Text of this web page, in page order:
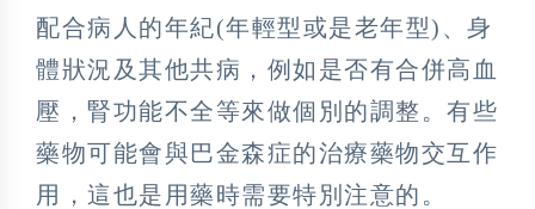
配合病人的年紀(年輕型或是老年型)、身
體狀況及其他共病，例如是否有合併高血
壓，腎功能不全等來做個別的調整。有些
藥物可能會與巴金森症的治療藥物交互作
用，這也是用藥時需要特別注意的。